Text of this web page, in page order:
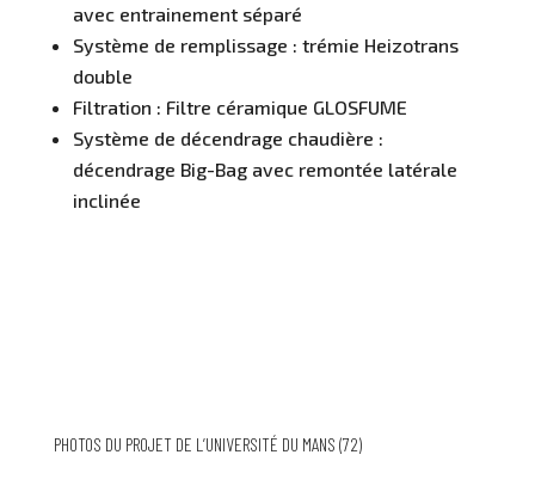
avec entrainement séparé
Système de remplissage : trémie Heizotrans
double
Filtration : Filtre céramique GLOSFUME
Système de décendrage chaudière :
décendrage Big-Bag avec remontée latérale
inclinée
PHOTOS DU PROJET DE L’UNIVERSITÉ DU MANS (72)